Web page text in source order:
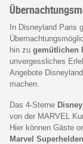
In Disneyland Paris
hin zu gemütlichen
unvergessliches
Angebote
machen.
Das 4-Sterne
von der MARVEL
Hier können Gäste
Marvel Superhelden